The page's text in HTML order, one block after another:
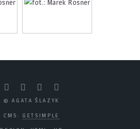
© AGATA ŚLAZYK
CMS: GETSIMPLE